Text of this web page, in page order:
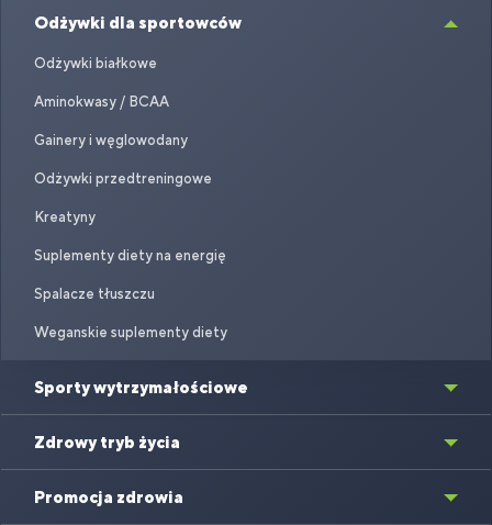
Odżywki dla sportowców
Odżywki białkowe
Aminokwasy / BCAA
Gainery i węglowodany
Odżywki przedtreningowe
Kreatyny
Suplementy diety na energię
Spalacze tłuszczu
Weganskie suplementy diety
Sporty wytrzymałościowe
Zdrowy tryb życia
Promocja zdrowia